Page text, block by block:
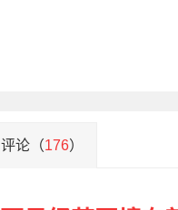
评论（176）